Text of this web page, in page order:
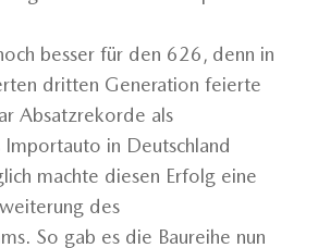
besser für den 626, denn in
dritten Generation feierte
Absatzrekorde als
in Deutschland
machte diesen Erfolg eine
des
So gab es die Baureihe nun